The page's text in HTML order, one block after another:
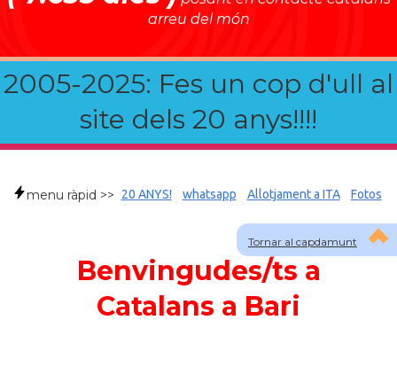
arreu del món
2005-2025: Fes un cop d'ull al
site dels 20 anys!!!!
Tornar al capdamunt
menu ràpid >> 20 ANYS! whatsapp Allotjament a ITA Fotos
Benvingudes/ts a
Catalans a Bari